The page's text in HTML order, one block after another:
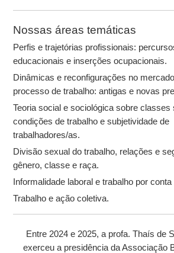
Nossas áreas temáticas
Perfis e trajetórias profissionais:
educacionais e inserções ocupacionais.
Dinâmicas e reconfigurações no
processo de trabalho: antigas e novas
Teoria social e sociológica sobre classes
condições de trabalho e subjetividade de
trabalhadores/as.
Divisão sexual do trabalho, relações e
gênero, classe e raça.
Informalidade laboral e trabalho por conta
Trabalho e ação coletiva.
Entre 2024 e 2025, a profa. Thaís de
exerceu a presidência da Associação